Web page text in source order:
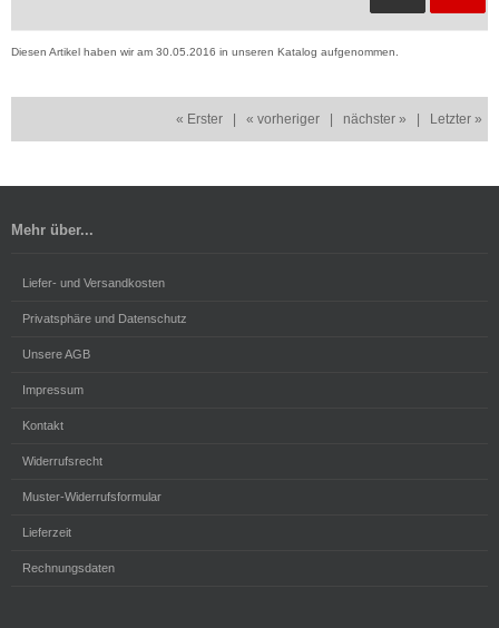
Diesen Artikel haben wir am 30.05.2016 in unseren Katalog aufgenommen.
« Erster « vorheriger nächster » Letzter »
Mehr über...
Liefer- und Versandkosten
Privatsphäre und Datenschutz
Unsere AGB
Impressum
Kontakt
Widerrufsrecht
Muster-Widerrufsformular
Lieferzeit
Rechnungsdaten